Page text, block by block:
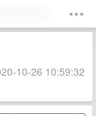
10-26 10:59:32